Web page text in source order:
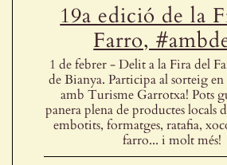
19a edició de la
Farro,
1 de febrer - Delit a la Fira del
de Bianya. Participa al sorteig en
amb Turisme Garrotxa! Pots
panera plena de productes locals
embotits, formatges, ratafia,
farro... i molt més!